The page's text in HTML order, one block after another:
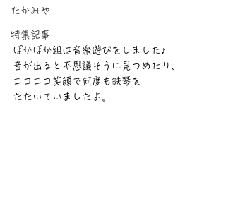
たかみや
特集記事
ぽかぽか組は音楽遊びをしました♪
音が出ると不思議そうに見つめたり、
ニコニコ笑顔で何度も鉄琴を
たたいていましたよ。